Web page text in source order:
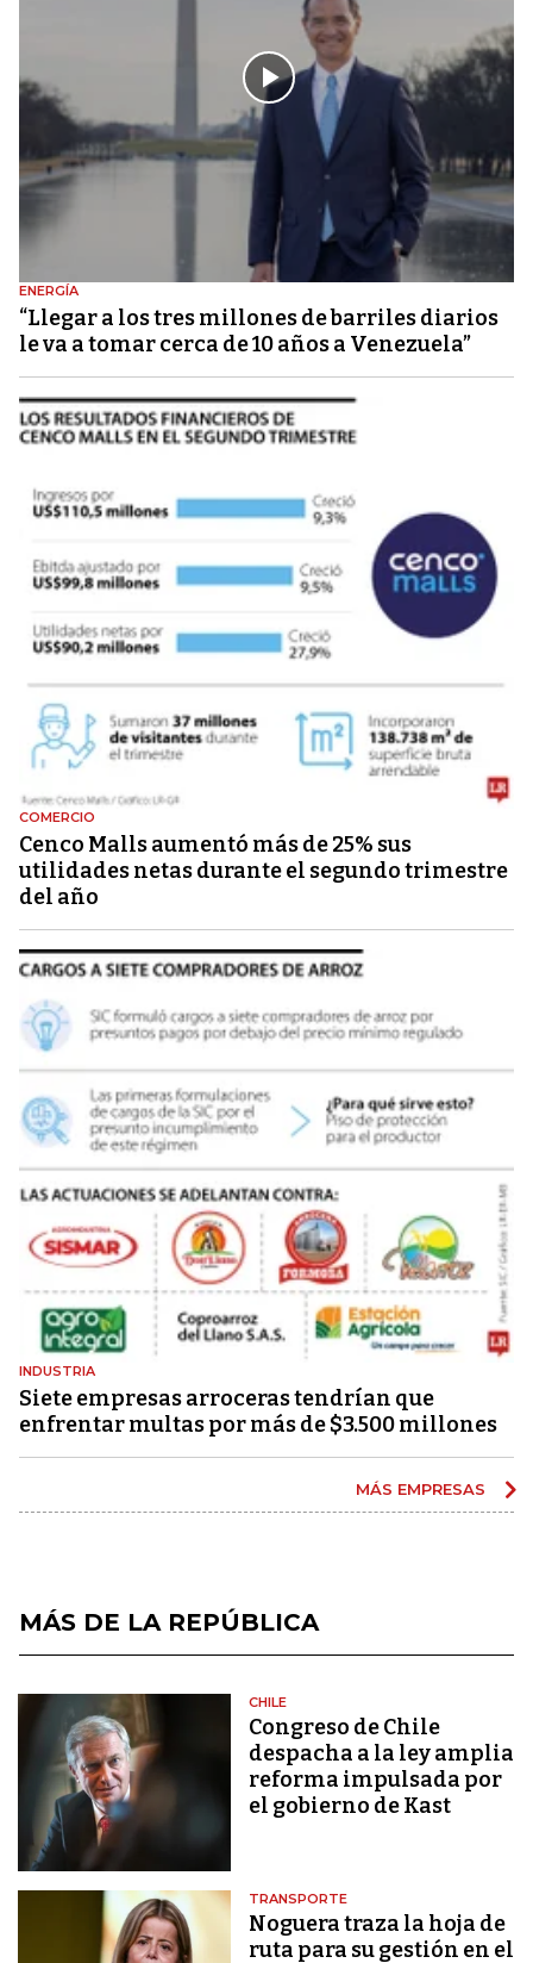
ENERGÍA
“Llegar a los tres millones de barriles diarios
le va a tomar cerca de 10 años a Venezuela”
COMERCIO
Cenco Malls aumentó más de 25% sus
utilidades netas durante el segundo trimestre
del año
INDUSTRIA
Siete empresas arroceras tendrían que
enfrentar multas por más de $3.500 millones
MÁS EMPRESAS
MÁS DE LA REPÚBLICA
CHILE
Congreso de Chile
despacha a la ley amplia
reforma impulsada por
el gobierno de Kast
TRANSPORTE
Noguera traza la hoja de
ruta para su gestión en el